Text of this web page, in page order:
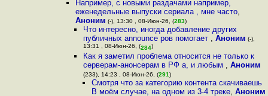
Например, с новыми раздачами например,
еженедельные выпуски сериала , мне часто,
Аноним (-), 13:30 , 08-Июн-26, (283)
Что интересно, иногда добавление других
публичных announce ров помогает ,Аноним (-),
13:31 , 08-Июн-26, (284)
Как я заметил проблема относится не только к
серверам-анонсерам в РФ а, и любым ,Аноним
(233), 14:23 , 08-Июн-26, (291)
Смотря что за категорию контента скачиваешь
В моём случае, на одном из 3-4 треке, Аноним